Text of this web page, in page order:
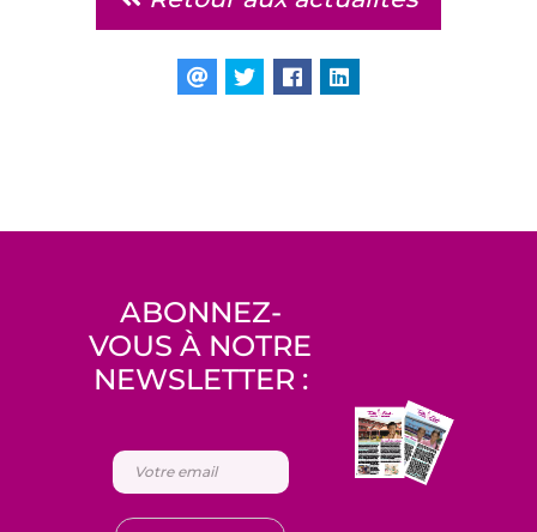
ABONNEZ-
VOUS À NOTRE
NEWSLETTER :